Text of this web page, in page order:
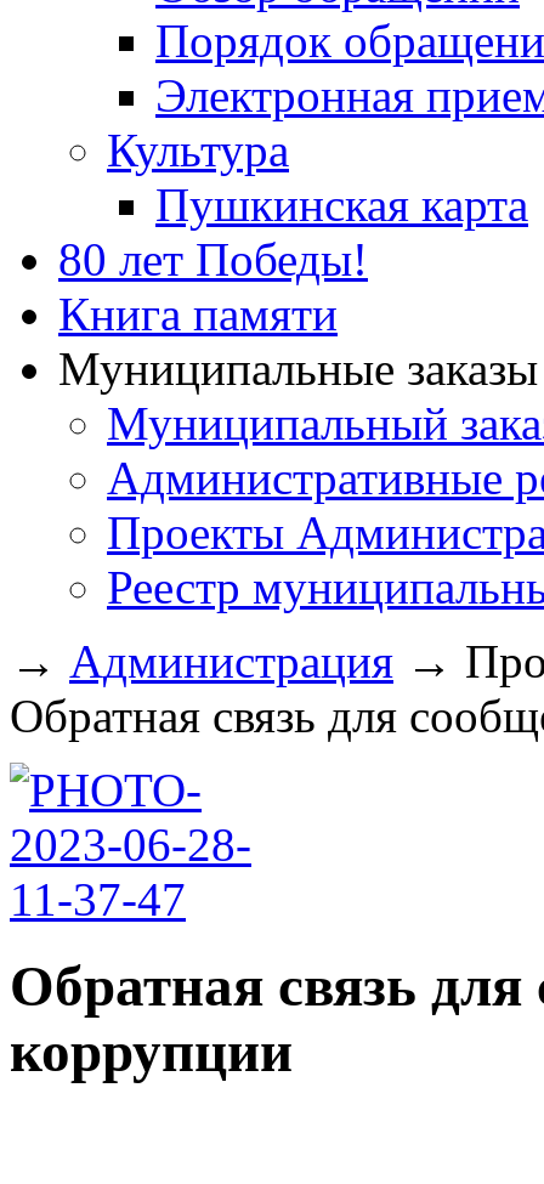
Порядок
Электронная
Культура
Пушкинская карта
80 лет Победы!
Книга памяти
Муниципальные
Муниципальный
Административные
Проекты
Реестр
→ Администрация →
Обратная связь для
Обратная связь
коррупции